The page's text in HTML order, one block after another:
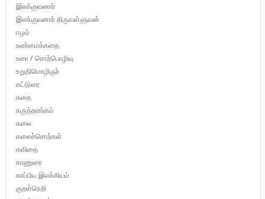
இலக்குவனார்
இலக்குவனார் திருவள்ளுவன்
ஈழம்
உண்மைக்கதை
உரை / சொற்பொழிவு
உறுதிமொழிஞர்
கட்டுரை
கதை
கருத்தரங்கம்
கலை
கலைச்சொற்கள்
கவிதை
காணுரை
காப்பிய இலக்கியம்
குறள்நெறி